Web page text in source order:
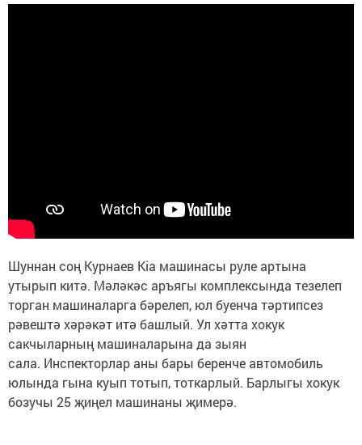
Шуннан соң Курнаев Kia машинасы руле артына
утырып китә. Мәләкәс аръягы комплексында тезелеп
торган машиналарга бәрелеп, юл буенча тәртипсез
рәвештә хәрәкәт итә башлый. Ул хәтта хокук
сакчыларның машиналарына да зыян
сала. Инспекторлар аны бары беренче автомобиль
юлында гына куып тотып, тоткарлый. Барлыгы хокук
бозучы 25 җиңел машинаны җимерә.